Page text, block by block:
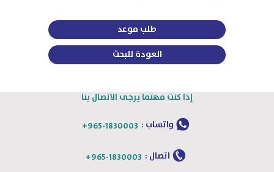
طلب موعد
العودة للبحث
إذا كنت مهتما يرجى الاتصال بنا
واتساب : +965-1830003
اتصال : +965-1830003